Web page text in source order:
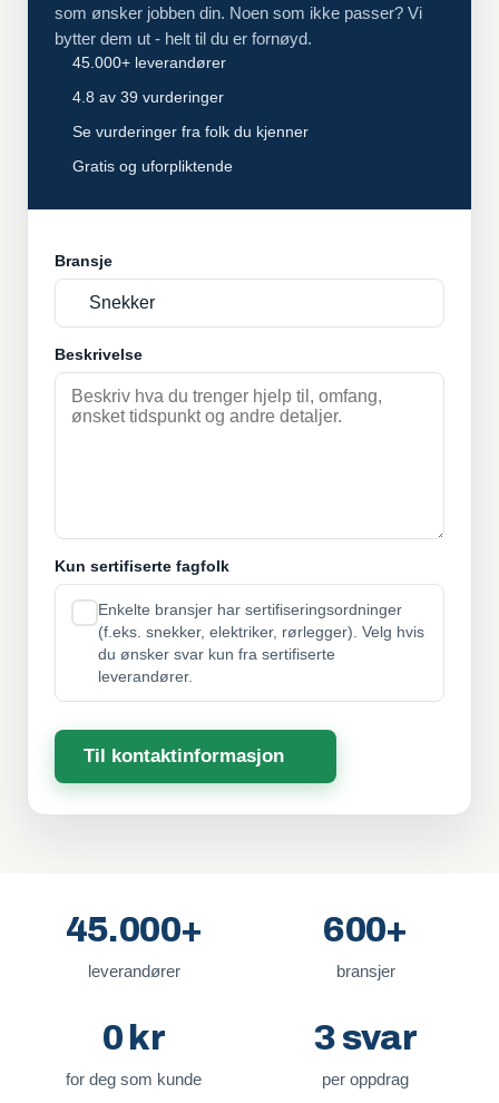
som ønsker jobben din. Noen som ikke passer? Vi
bytter dem ut - helt til du er fornøyd.
45.000+ leverandører
4.8 av 39 vurderinger
Se vurderinger fra folk du kjenner
Gratis og uforpliktende
Bransje
Beskrivelse
Kun sertifiserte fagfolk
Enkelte bransjer har sertifiseringsordninger
(f.eks. snekker, elektriker, rørlegger). Velg hvis
du ønsker svar kun fra sertifiserte
leverandører.
Til kontaktinformasjon
45.000+
leverandører
600+
bransjer
0 kr
for deg som kunde
3 svar
per oppdrag